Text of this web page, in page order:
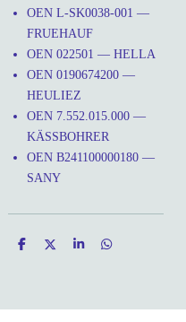
OEN L-SK0038-001 —
FRUEHAUF
OEN 022501 — HELLA
OEN 0190674200 —
HEULIEZ
OEN 7.552.015.000 —
KÄSSBOHRER
OEN B241100000180 —
SANY
D
D
S
D